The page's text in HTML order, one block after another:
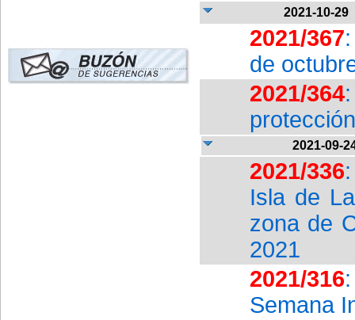
2021-10-29
2021/367
de
2021/364
2021-09-
2021/336
Isla de
zona de
2021
2021/316
Semana